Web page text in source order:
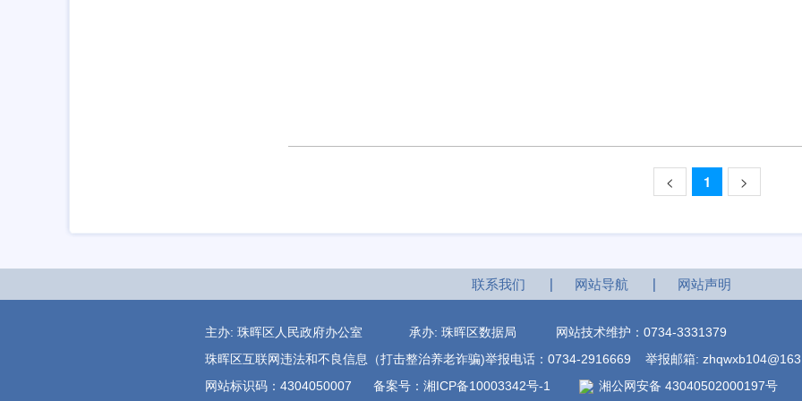
< 1 >
联系我们 网站导航 网站声明
主办: 珠晖区人民政府办公室 承办: 珠晖区数据局
网站技术维护：0734-3331379
珠晖区互联网违法和不良信息（打击整治养老诈骗)举报电话：0734-2916669 举报邮箱:
网站标识码：4304050007
备案号：湘ICP备10003342号-1 湘公网安备 43040502000197号